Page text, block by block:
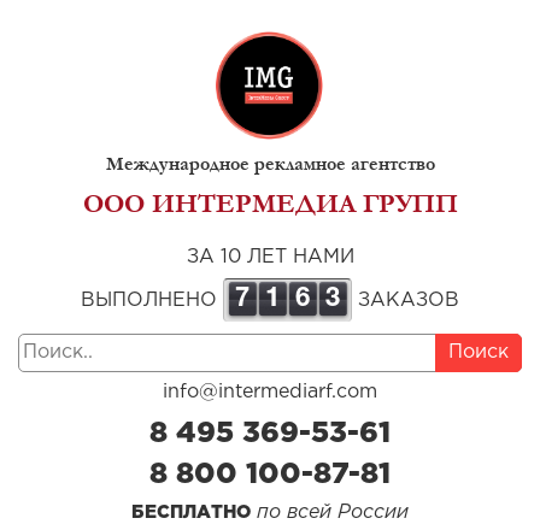
Международное рекламное агентство
ООО ИНТЕРМЕДИА ГРУПП
ЗА 10 ЛЕТ НАМИ
ВЫПОЛНЕНО 7 1 6 3 ЗАКАЗОВ
Поиск
info@intermediarf.com
8 495 369-53-61
8 800 100-87-81
БЕСПЛАТНО по всей России